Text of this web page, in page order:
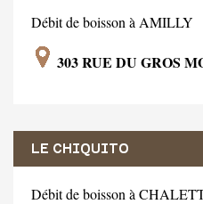
Débit de boisson à AMILLY
303 RUE DU GROS
LE CHIQUITO
Débit de boisson à